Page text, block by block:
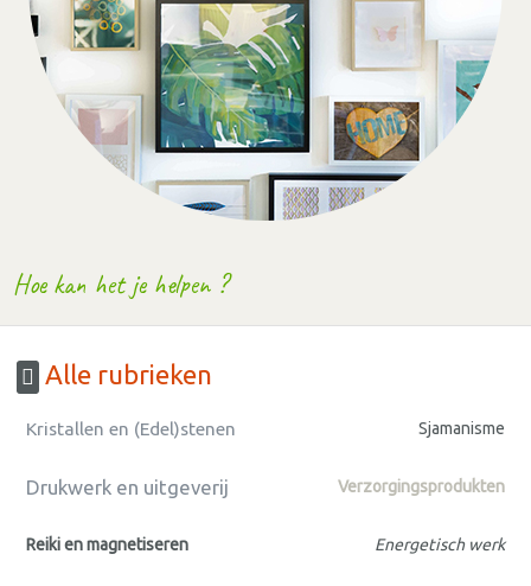
Hoe kan het je helpen ?
Alle rubrieken
Kristallen en (Edel)stenen Sjamanisme
Drukwerk en uitgeverij Verzorgingsprodukten
Reiki en magnetiseren Energetisch werk